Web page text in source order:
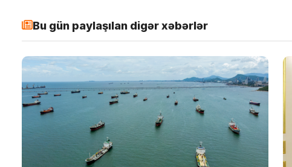
Bu gün paylaşılan digər xəbərlər